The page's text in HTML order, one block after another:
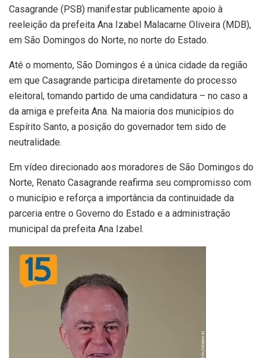
Casagrande (PSB) manifestar publicamente apoio à
reeleição da prefeita Ana Izabel Malacarne Oliveira (MDB),
em São Domingos do Norte, no norte do Estado.
Até o momento, São Domingos é a única cidade da região
em que Casagrande participa diretamente do processo
eleitoral, tomando partido de uma candidatura – no caso a
da amiga e prefeita Ana. Na maioria dos municípios do
Espírito Santo, a posição do governador tem sido de
neutralidade.
Em vídeo direcionado aos moradores de São Domingos do
Norte, Renato Casagrande reafirma seu compromisso com
o município e reforça a importância da continuidade da
parceria entre o Governo do Estado e a administração
municipal da prefeita Ana Izabel.